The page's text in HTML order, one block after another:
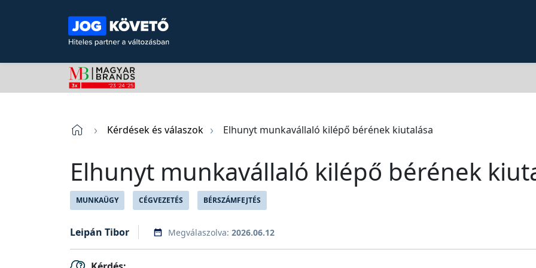
Kérdések és válaszok Elhunyt munkavállaló kilépő bérének kiutalása
Elhunyt munkavállaló kilépő bérének
MUNKAÜGY CÉGVEZETÉS BÉRSZÁMFEJTÉS
Leipán Tibor Megválaszolva: 2026.06.12